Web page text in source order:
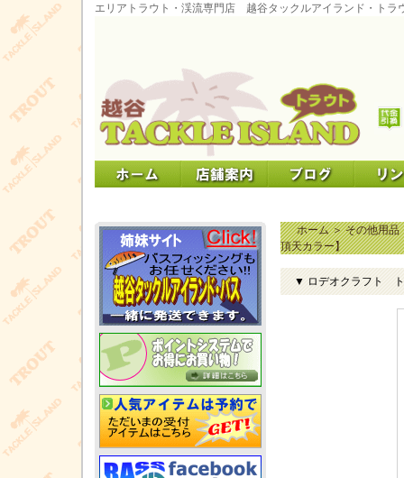
エリアトラウト・渓流専門店 越谷タックルアイランド・トラ
ホーム＞その他用品
頂天カラー】
▼ ロデオクラフト ト